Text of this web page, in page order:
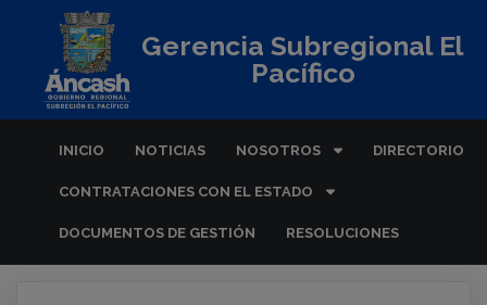
Gerencia Subregional El
Pacífico
INICIO NOTICIAS NOSOTROS DIRECTORIO
CONTRATACIONES CON EL ESTADO
DOCUMENTOS DE GESTIÓN RESOLUCIONES